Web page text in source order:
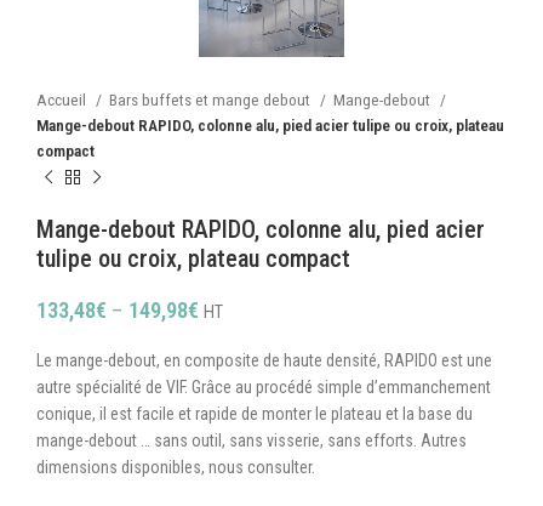
Accueil Bars buffets et mange debout
Mange-debout
Mange-debout RAPIDO, colonne alu, pied acier tulipe ou croix, plateau
compact
Mange-debout RAPIDO, colonne alu, pied acier
tulipe ou croix, plateau compact
133,48€ – 149,98€ HT
Le mange-debout, en composite de haute densité, RAPIDO est une
autre spécialité de VIF. Grâce au procédé simple d’emmanchement
conique, il est facile et rapide de monter le plateau et la base du
mange-debout … sans outil, sans visserie, sans efforts. Autres
dimensions disponibles, nous consulter.